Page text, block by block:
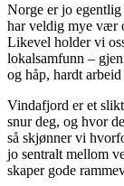
Norge er jo
har veldig mye vær
Likevel holder vi
lokalsamfunn –
og håp, hardt
Vindafjord er et
snur deg, og hvor
så skjønner vi
jo sentralt mellom
skaper gode